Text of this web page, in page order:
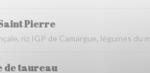
Pierre
riz IGP de Camargue, légumes du
de taureau